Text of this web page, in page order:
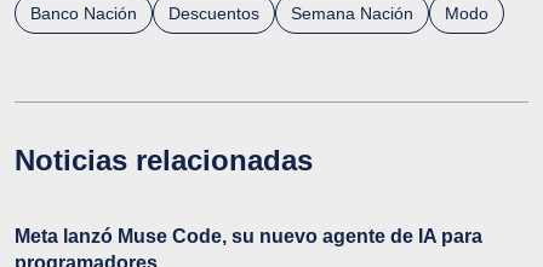
Banco Nación Descuentos Semana Nación Modo
Noticias relacionadas
Meta lanzó Muse Code, su nuevo agente de IA para
programadores